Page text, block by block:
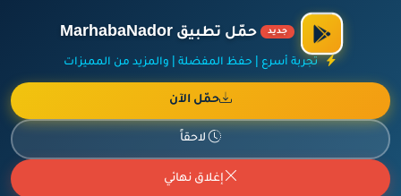
أضف نشاطك مجاناً
جديد حمّل تطبيق MarhabaNador
تجربة أسرع | حفظ المفضلة | والمزيد من المميزات
حمّل الآن
لاحقاً
إغلاق نهائي
إعلان ممول المزيد حول هذا الإعلان